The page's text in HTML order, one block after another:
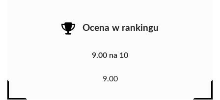
Ocena w rankingu
9.00 na 10
9.00